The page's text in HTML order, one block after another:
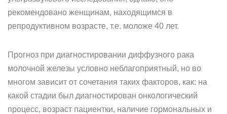
рекомендовано женщинам, находящимся в
репродуктивном возрасте, т.е. моложе 40 лет.
Прогноз при диагностировании диффузного рака
молочной железы условно неблагоприятный, но во
многом зависит от сочетания таких факторов, как: на
какой стадии был диагностирован онкологический
процесс, возраст пациентки, наличие гормональных и